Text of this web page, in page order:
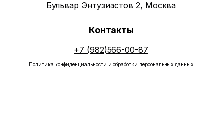
Бульвар Энтузиастов 2, Москва
Контакты
+7 (982)566-00-87
Политика конфиденциальности и обработки персональных данных